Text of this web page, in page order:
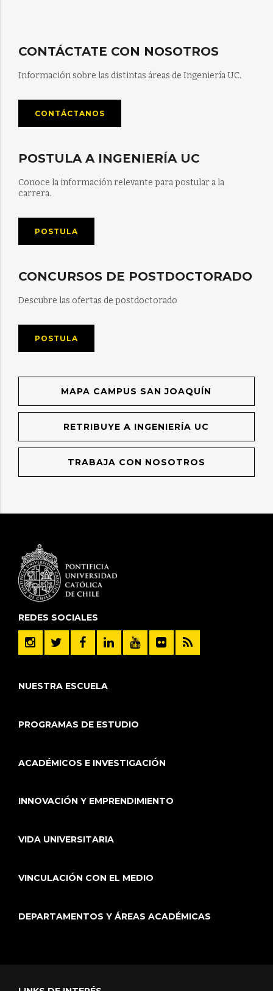
CONTÁCTATE CON NOSOTROS
Información sobre las distintas áreas de Ingeniería UC.
CONTÁCTANOS
POSTULA A INGENIERÍA UC
Conoce la información relevante para postular a la
carrera.
POSTULA
CONCURSOS DE POSTDOCTORADO
Descubre las ofertas de postdoctorado
POSTULA
MAPA CAMPUS SAN JOAQUÍN
RETRIBUYE A INGENIERÍA UC
TRABAJA CON NOSOTROS
REDES SOCIALES
NUESTRA ESCUELA
PROGRAMAS DE ESTUDIO
ACADÉMICOS E INVESTIGACIÓN
INNOVACIÓN Y EMPRENDIMIENTO
VIDA UNIVERSITARIA
VINCULACIÓN CON EL MEDIO
DEPARTAMENTOS Y ÁREAS ACADÉMICAS